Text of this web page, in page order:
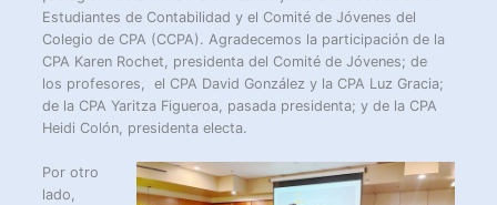
Estudiantes de Contabilidad y el Comité de Jóvenes del
Colegio de CPA (CCPA). Agradecemos la participación de la
CPA Karen Rochet, presidenta del Comité de Jóvenes; de
los profesores, el CPA David González y la CPA Luz Gracia;
de la CPA Yaritza Figueroa, pasada presidenta; y de la CPA
Heidi Colón, presidenta electa.
Por otro
lado,